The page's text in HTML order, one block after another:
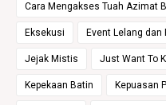
Cara Mengakses Tuah Azimat
Eksekusi Event Lelang dan
Jejak Mistis Just Want To
Kepekaan Batin Kepuasan